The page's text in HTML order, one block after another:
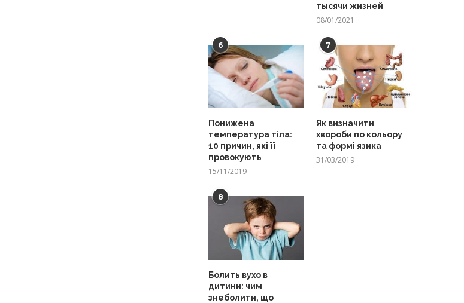
тысячи жизней
08/01/2021
6
Понижена
температура тіла:
10 причин, які її
провокують
15/11/2019
7
Як визначити
хвороби по кольору
та формі язика
31/03/2019
8
Болить вухо в
дитини: чим
знеболити, що